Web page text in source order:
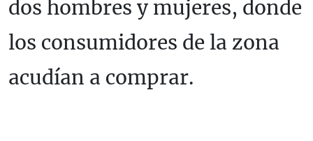
dos hombres y mujeres, donde
los consumidores de la zona
acudían a comprar.